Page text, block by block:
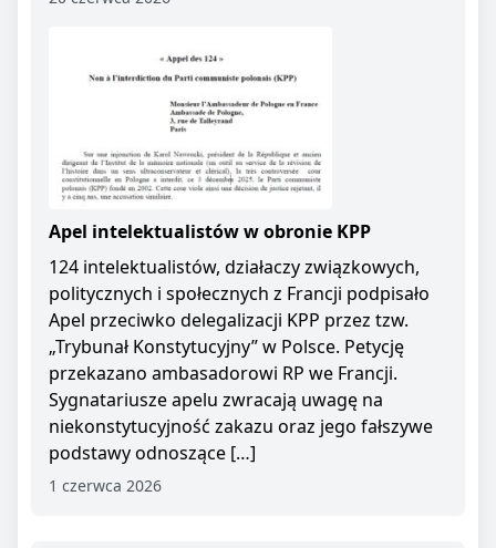
Apel intelektualistów w obronie KPP
124 intelektualistów, działaczy związkowych,
politycznych i społecznych z Francji podpisało
Apel przeciwko delegalizacji KPP przez tzw.
„Trybunał Konstytucyjny” w Polsce. Petycję
przekazano ambasadorowi RP we Francji.
Sygnatariusze apelu zwracają uwagę na
niekonstytucyjność zakazu oraz jego fałszywe
podstawy odnoszące […]
1 czerwca 2026